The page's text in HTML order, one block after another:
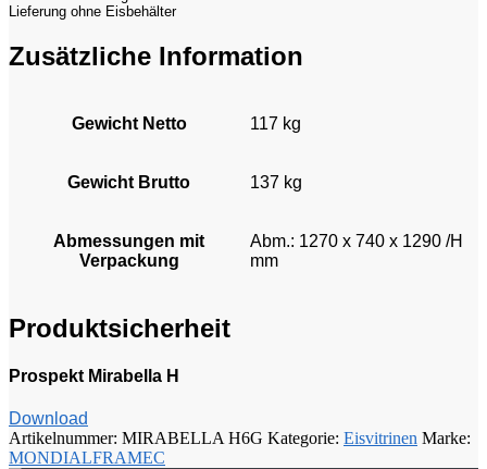
Lieferung ohne Eisbehälter
Zusätzliche Information
Gewicht Netto 117 kg
Gewicht Brutto 137 kg
Abmessungen mit
Verpackung
Abm.: 1270 x 740 x 1290 /H
mm
Produktsicherheit
Prospekt Mirabella H
Download
Artikelnummer: MIRABELLA H6G Kategorie: Eisvitrinen Marke:
MONDIALFRAMEC